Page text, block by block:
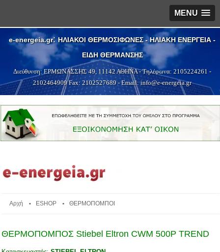
MENU
e-energeia.gr:ΗΛΙΑΚΟΙ ΘΕΡΜΟΣΙΦΩΝΕΣ - ΗΛΙΑΚΗ ΕΝΕΡΓΕΙΑ -
ΕΙΔΗ ΘΕΡΜΑΝΣΗΣ
Διεύθυνση:ΕΡΜΩΝΑΣΣΗΣ 49, 11142 ΑΘΗΝΑ- Τηλέφωνα:2105224261 -
2102464909Fax: 2102527689 - Email:info@e-energeia.gr
Αρχή ESHOP ΘΕΡΜΟΠΟΜΠΟΙ
ΘΕΡΜΟΠΟΜΠΟΣ Stiebel Eltron CWM 500P TREND